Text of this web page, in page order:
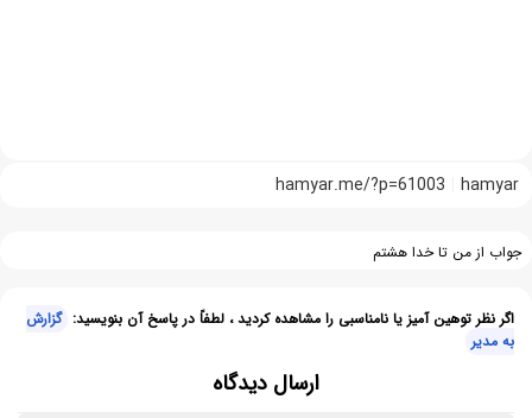
hamyar
hamyar.me/?p=61003
جواب از من تا خدا هشتم
اگر نظر توهین آمیز یا نامناسبی را مشاهده کردید ، لطفاً در پاسخ آن بنویسید: گزارش
به مدیر
ارسال دیدگاه